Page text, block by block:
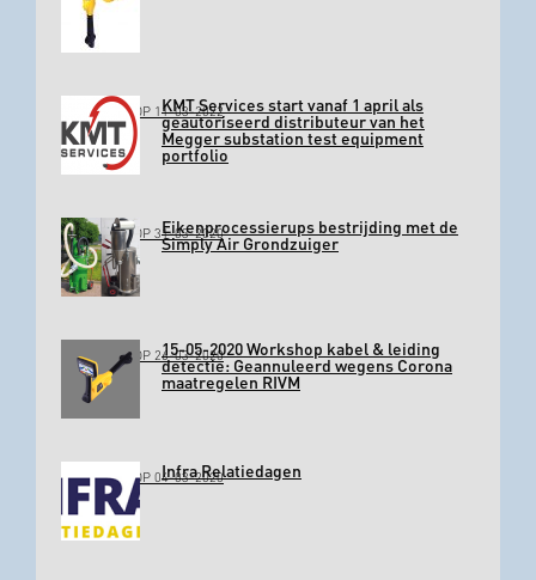
GEPLAATST OP 11-03-2022KMT Services start vanaf 1 april als
geautoriseerd distributeur van het
Megger substation test equipment
portfolio
GEPLAATST OP 31-03-2020Eikenprocessierups bestrijding met de
Simply Air Grondzuiger
GEPLAATST OP 26-03-202015-05-2020 Workshop kabel & leiding
detectie: Geannuleerd wegens Corona
maatregelen RIVM
GEPLAATST OP 04-03-2020Infra Relatiedagen